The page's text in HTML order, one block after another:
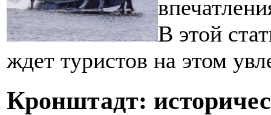
В этой
ждет туристов на этом
Кронштадт: